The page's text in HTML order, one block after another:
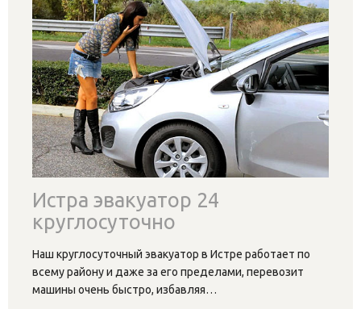
Истра эвакуатор 24
круглосуточно
Наш круглосуточный эвакуатор в Истре работает по
всему району и даже за его пределами, перевозит
машины очень быстро, избавляя…